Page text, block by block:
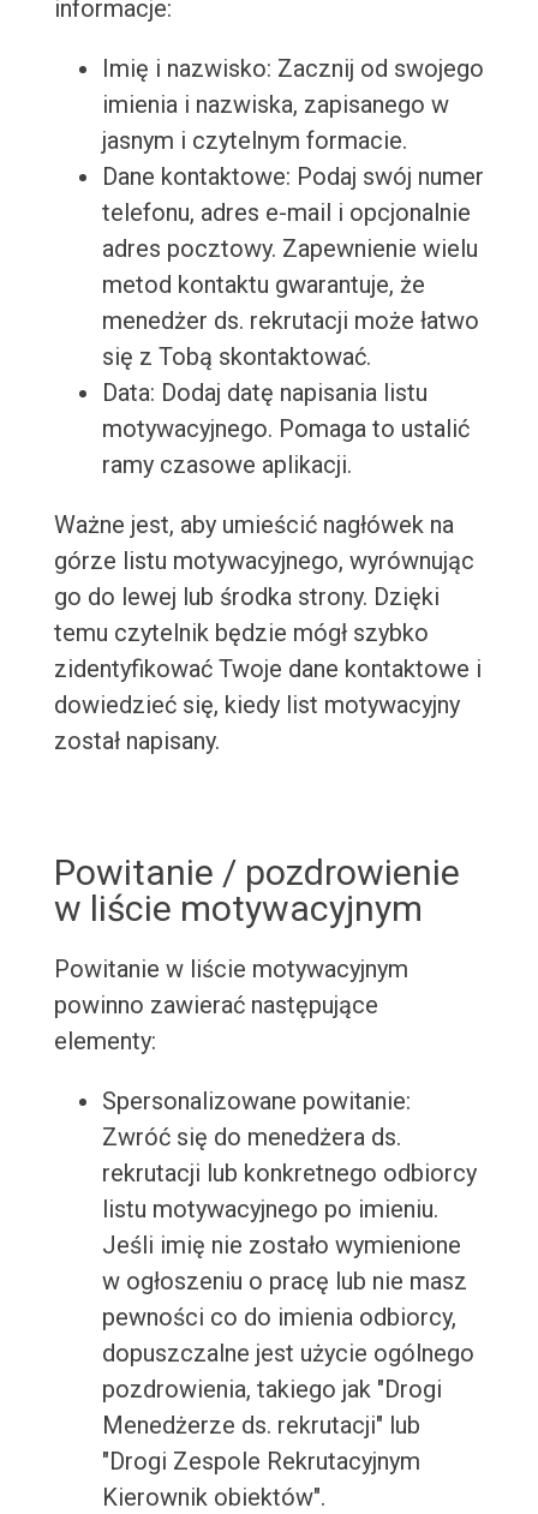
informacje:
Imię i nazwisko: Zacznij od swojego
imienia i nazwiska, zapisanego w
jasnym i czytelnym formacie.
Dane kontaktowe: Podaj swój numer
telefonu, adres e-mail i opcjonalnie
adres pocztowy. Zapewnienie wielu
metod kontaktu gwarantuje, że
menedżer ds. rekrutacji może łatwo
się z Tobą skontaktować.
Data: Dodaj datę napisania listu
motywacyjnego. Pomaga to ustalić
ramy czasowe aplikacji.
Ważne jest, aby umieścić nagłówek na
górze listu motywacyjnego, wyrównując
go do lewej lub środka strony. Dzięki
temu czytelnik będzie mógł szybko
zidentyfikować Twoje dane kontaktowe i
dowiedzieć się, kiedy list motywacyjny
został napisany.
Powitanie / pozdrowienie
w liście motywacyjnym
Powitanie w liście motywacyjnym
powinno zawierać następujące
elementy:
Spersonalizowane powitanie:
Zwróć się do menedżera ds.
rekrutacji lub konkretnego odbiorcy
listu motywacyjnego po imieniu.
Jeśli imię nie zostało wymienione
w ogłoszeniu o pracę lub nie masz
pewności co do imienia odbiorcy,
dopuszczalne jest użycie ogólnego
pozdrowienia, takiego jak "Drogi
Menedżerze ds. rekrutacji" lub
"Drogi Zespole Rekrutacyjnym
Kierownik obiektów".